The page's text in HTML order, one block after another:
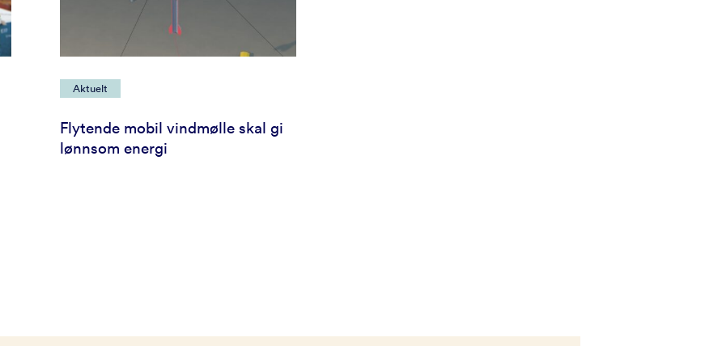
Aktuelt
Flytende mobil vindmølle skal gi
lønnsom energi